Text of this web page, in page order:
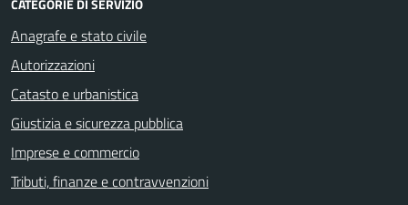
CATEGORIE DI SERVIZIO
Anagrafe e stato civile
Autorizzazioni
Catasto e urbanistica
Giustizia e sicurezza pubblica
Imprese e commercio
Tributi, finanze e contravvenzioni